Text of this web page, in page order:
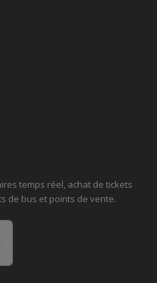
temps réel, achat de tickets
de bus et points de vente.